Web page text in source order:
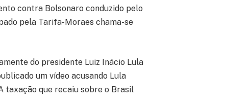
contra Bolsonaro conduzido pelo
pela Tarifa-Moraes chama-se
do presidente Luiz Inácio Lula
um vídeo acusando Lula
taxação que recaiu sobre o Brasil